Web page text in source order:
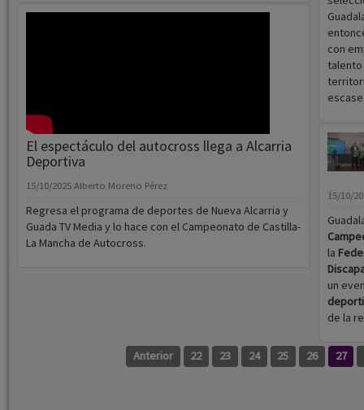
El espectáculo del autocross llega a Alcarria
Deportiva
15/10/2025 Alberto Moreno Pérez
Regresa el programa de deportes de Nueva Alcarria y
Guada TV Media y lo hace con el Campeonato de Castilla-
La Mancha de Autocross.
con
15/10/
la
un
de la
Anterior 22 23 24 25 26 27